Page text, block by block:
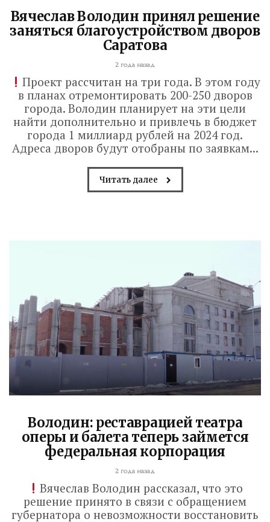
Вячеслав Володин принял решение
заняться благоустройством дворов
Саратова
2 года назад
Проект рассчитан на три года. В этом году
в планах отремонтировать 200-250 дворов
города. Володин планирует на эти цели
найти дополнительно и привлечь в бюджет
города 1 миллиард рублей на 2024 год.
Адреса дворов будут отобраны по заявкам...
Читать далее
Володин: реставрацией театра
оперы и балета теперь займется
федеральная корпорация
2 года назад
Вячеслав Володин рассказал, что это
решение принято в связи с обращением
губернатора о невозможности восстановить